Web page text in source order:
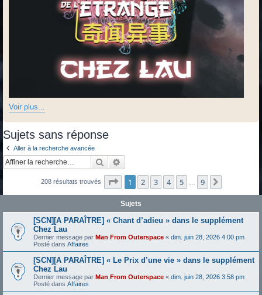
Voir plus...
Sujets sans réponse
Aller à la recherche avancée
Rechercher
208 résultats trouvés Page 1sur9
1 2 3 4 5 9
Sujets
[SCN][A PARAÎTRE] « Chant d’adieu » dans le supplément
Chez Lau
Dernier message par Man From Outerspace « dim. juin 28, 2026 4:00 pm
Posté dans Affaires
[SCN][A PARAÎTRE] « Le Prix d’une vie » dans le supplément
Chez Lau
Dernier message par Man From Outerspace « dim. juin 28, 2026 3:58 pm
Posté dans Affaires